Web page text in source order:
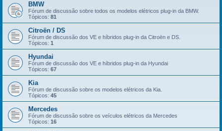
BMW
Fórum de discussão sobre todos os modelos elétricos plug-in da BMW.
Tópicos: 81
Citroën / DS
Fórum de discussão dos VE e híbridos plug-in da Citroën e DS.
Tópicos: 1
Hyundai
Fórum de discussão dos VE e híbridos plug-in da Hyundai
Tópicos: 67
Kia
Fórum de discussão sobre os modelos elétricos da Kia.
Tópicos: 45
Mercedes
Fórum de discussão sobre os veículos elétricos da Mercedes
Tópicos: 16